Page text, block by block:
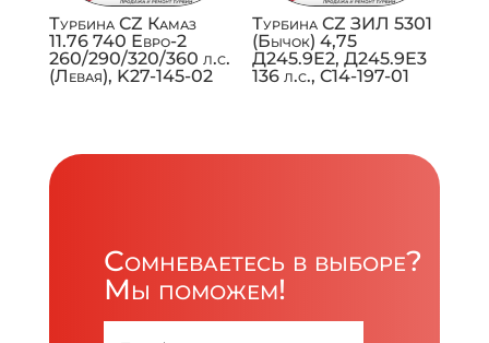
Турбина CZ Камаз
11.76 740 Евро-2
260/290/320/360 л.с.
(Левая), K27-145-02
Турбина CZ ЗИЛ 5301
(Бычок) 4,75
Д245.9Е2, Д245.9Е3
136 л.с., C14-197-01
Сомневаетесь в выборе?
Мы поможем!